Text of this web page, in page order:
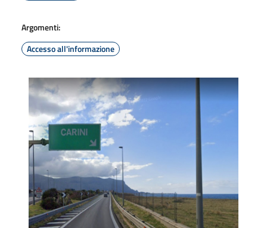
Argomenti:
Accesso all'informazione